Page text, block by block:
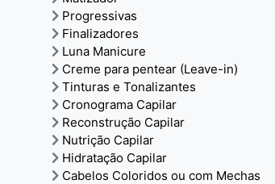
Progressivas
Finalizadores
Luna Manicure
Creme para pentear (Leave-in)
Tinturas e Tonalizantes
Cronograma Capilar
Reconstrução Capilar
Nutrição Capilar
Hidratação Capilar
Cabelos Coloridos ou com Mechas